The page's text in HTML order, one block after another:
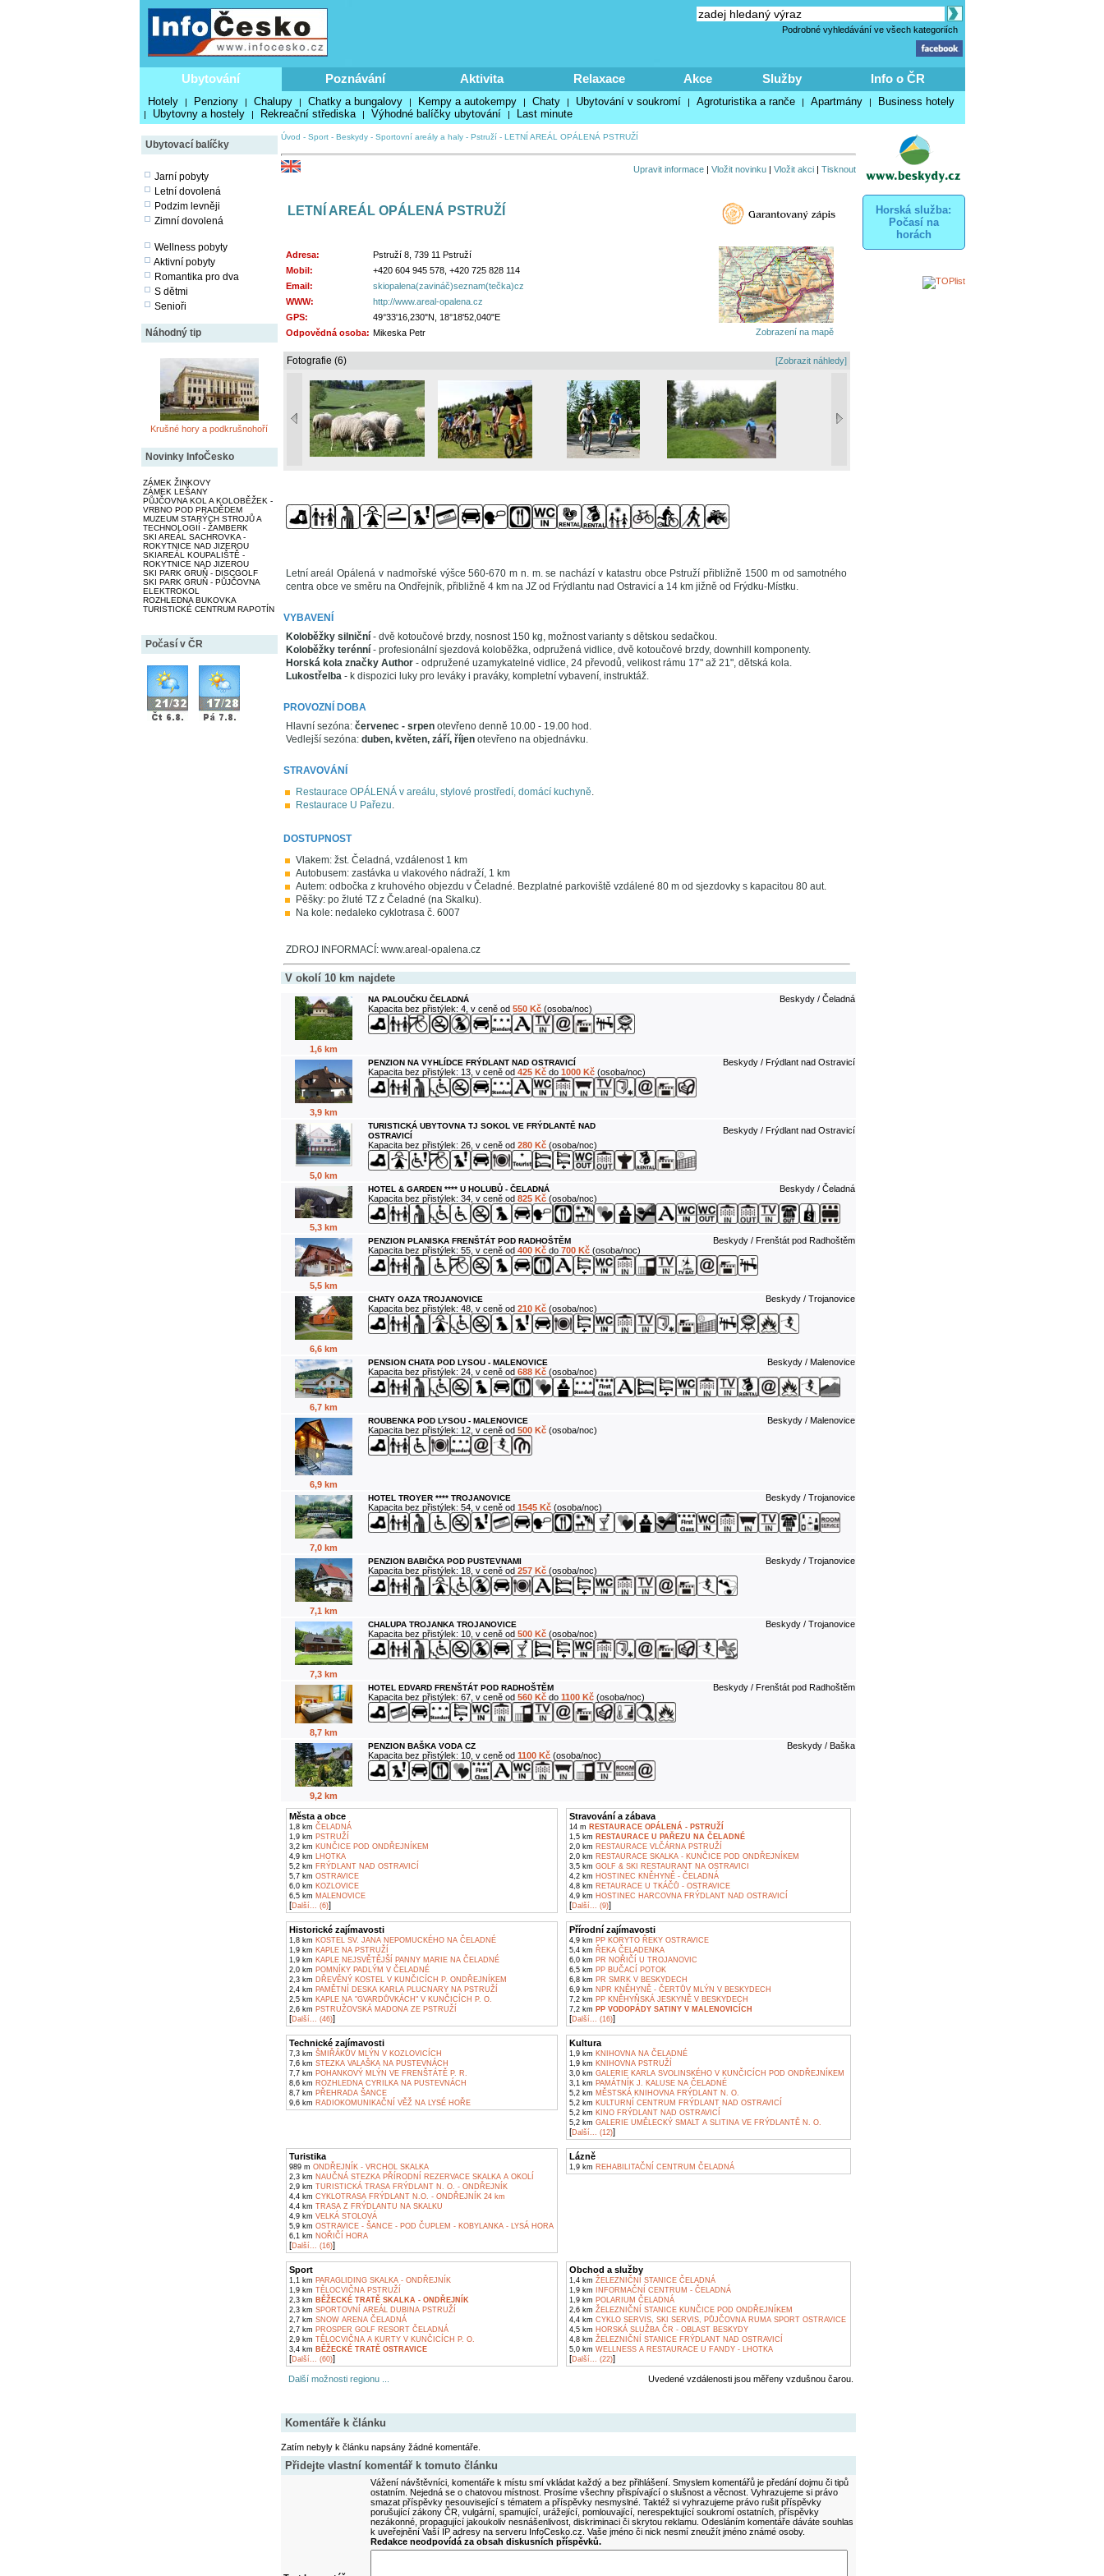
Podrobné vyhledávání ve všech kategoriích
Ubytování Poznávání Aktivita Relaxace Akce Služby Info o ČR
Hotely | Penziony | Chalupy | Chatky a bungalovy | Kempy a autokempy | Chaty | Ubytování v soukromí | Agroturistika a ranče | Apartmány | Business hotely
| Ubytovny a hostely | Rekreační střediska | Výhodné balíčky ubytování | Last minute
Ubytovací balíčky
Jarní pobyty
Letní dovolená
Podzim levněji
Zimní dovolená
Wellness pobyty
Aktivní pobyty
Romantika pro dva
S dětmi
Senioři
Náhodný tip
Krušné hory a podkrušnohoří
Novinky InfoČesko
ZÁMEK ŽINKOVY
ZÁMEK LEŠANY
PŮJČOVNA KOL A KOLOBĚŽEK -
VRBNO POD PRADĚDEM
MUZEUM STARÝCH STROJŮ A
TECHNOLOGIÍ - ŽAMBERK
SKI AREÁL SACHROVKA -
ROKYTNICE NAD JIZEROU
SKIAREÁL KOUPALIŠTĚ -
ROKYTNICE NAD JIZEROU
SKI PARK GRUŇ - DISCGOLF
SKI PARK GRUŇ - PŮJČOVNA
ELEKTROKOL
ROZHLEDNA BUKOVKA
TURISTICKÉ CENTRUM RAPOTÍN
Počasí v ČR
Úvod - Sport- Beskydy- Sportovní areály a haly- Pstruží- LETNÍ AREÁL OPÁLENÁ PSTRUŽÍ
Upravit informace| Vložit novinku| Vložit akci| Tisknout
LETNÍ AREÁL OPÁLENÁ PSTRUŽÍ
Adresa:
Pstruží 8, 739 11 Pstruží
Mobil:
+420 604 945 578, +420 725 828 114
Email:
skiopalena(zavináč)seznam(tečka)cz
WWW:
http://www.areal-opalena.cz
GPS:
49°33'16,230"N, 18°18'52,040"E
Odpovědná osoba: Mikeska Petr Zobrazení na mapě
Fotografie (6) [Zobrazit náhledy]
Letní areál Opálená v nadmořské výšce 560-670 m n. m. se nachází v katastru obce Pstruží přibližně 1500 m od samotného
centra obce ve směru na Ondřejník, přibližně 4 km na JZ od Frýdlantu nad Ostravicí a 14 km jižně od Frýdku-Místku.
VYBAVENÍ
Koloběžky silniční- dvě kotoučové brzdy, nosnost 150 kg, možnost varianty s dětskou sedačkou.
Koloběžky terénní- profesionální sjezdová koloběžka, odpružená vidlice, dvě kotoučové brzdy, downhill komponenty.
Horská kola značky Author- odpružené uzamykatelné vidlice, 24 převodů, velikost rámu 17" až 21", dětská kola.
Lukostřelba- k dispozici luky pro leváky i praváky, kompletní vybavení, instruktáž.
PROVOZNÍ DOBA
Hlavní sezóna: červenec - srpenotevřeno denně 10.00 - 19.00 hod.
Vedlejší sezóna: duben, květen, září, říjenotevřeno na objednávku.
STRAVOVÁNÍ
Restaurace OPÁLENÁ v areálu, stylové prostředí, domácí kuchyně.
Restaurace U Pařezu.
DOSTUPNOST
Vlakem: žst. Čeladná, vzdálenost 1 km
Autobusem: zastávka u vlakového nádraží, 1 km
Autem: odbočka z kruhového objezdu v Čeladné. Bezplatné parkoviště vzdálené 80 m od sjezdovky s kapacitou 80 aut.
Pěšky: po žluté TZ z Čeladné (na Skalku).
Na kole: nedaleko cyklotrasa č. 6007
ZDROJ INFORMACÍ: www.areal-opalena.cz
V okolí 10 km najdete
1,6 km
NA PALOUČKU ČELADNÁ
Beskydy / Čeladná
Kapacita bez přistýlek: 4, v ceně od 550 Kč(osoba/noc)
3,9 km
PENZION NA VYHLÍDCE FRÝDLANT NAD OSTRAVICÍ
Beskydy / Frýdlant nad Ostravicí
Kapacita bez přistýlek: 13, v ceně od 425 Kčdo 1000 Kč(osoba/noc)
5,0 km
TURISTICKÁ UBYTOVNA TJ SOKOL VE FRÝDLANTĚ NAD
OSTRAVICÍ
Beskydy / Frýdlant nad Ostravicí
Kapacita bez přistýlek: 26, v ceně od 280 Kč(osoba/noc)
5,3 km
HOTEL & GARDEN **** U HOLUBŮ - ČELADNÁ
Beskydy / Čeladná
Kapacita bez přistýlek: 34, v ceně od 825 Kč(osoba/noc)
5,5 km
PENZION PLANISKA FRENŠTÁT POD RADHOŠTĚM
Beskydy / Frenštát pod Radhoštěm
Kapacita bez přistýlek: 55, v ceně od 400 Kčdo 700 Kč(osoba/noc)
6,6 km
CHATY OAZA TROJANOVICE
Beskydy / Trojanovice
Kapacita bez přistýlek: 48, v ceně od 210 Kč(osoba/noc)
6,7 km
PENSION CHATA POD LYSOU - MALENOVICE
Beskydy / Malenovice
Kapacita bez přistýlek: 24, v ceně od 688 Kč(osoba/noc)
6,9 km
ROUBENKA POD LYSOU - MALENOVICE
Beskydy / Malenovice
Kapacita bez přistýlek: 12, v ceně od 500 Kč(osoba/noc)
7,0 km
HOTEL TROYER **** TROJANOVICE
Beskydy / Trojanovice
Kapacita bez přistýlek: 54, v ceně od 1545 Kč(osoba/noc)
7,1 km
PENZION BABIČKA POD PUSTEVNAMI
Beskydy / Trojanovice
Kapacita bez přistýlek: 18, v ceně od 257 Kč(osoba/noc)
7,3 km
CHALUPA TROJANKA TROJANOVICE
Beskydy / Trojanovice
Kapacita bez přistýlek: 10, v ceně od 500 Kč(osoba/noc)
8,7 km
HOTEL EDVARD FRENŠTÁT POD RADHOŠTĚM
Beskydy / Frenštát pod Radhoštěm
Kapacita bez přistýlek: 67, v ceně od 560 Kčdo 1100 Kč(osoba/noc)
9,2 km
PENZION BAŠKA VODA CZ
Beskydy / Baška
Kapacita bez přistýlek: 10, v ceně od 1100 Kč(osoba/noc)
Města a obce
1,8 km ČELADNÁ
1,9 km PSTRUŽÍ
3,2 km KUNČICE POD ONDŘEJNÍKEM
4,9 km LHOTKA
5,2 km FRÝDLANT NAD OSTRAVICÍ
5,7 km OSTRAVICE
6,0 km KOZLOVICE
6,5 km MALENOVICE
[Další... (6)]
Stravování a zábava
14 m RESTAURACE OPÁLENÁ - PSTRUŽÍ
1,5 km RESTAURACE U PAŘEZU NA ČELADNÉ
2,0 km RESTAURACE VLČÁRNA PSTRUŽÍ
2,0 km RESTAURACE SKALKA - KUNČICE POD ONDŘEJNÍKEM
3,5 km GOLF & SKI RESTAURANT NA OSTRAVICI
4,2 km HOSTINEC KNĚHYNĚ - ČELADNÁ
4,8 km RETAURACE U TKÁČŮ - OSTRAVICE
4,9 km HOSTINEC HARCOVNA FRÝDLANT NAD OSTRAVICÍ
[Další... (9)]
Historické zajímavosti
1,8 km KOSTEL SV. JANA NEPOMUCKÉHO NA ČELADNÉ
1,9 km KAPLE NA PSTRUŽÍ
1,9 km KAPLE NEJSVĚTĚJŠÍ PANNY MARIE NA ČELADNÉ
2,0 km POMNÍKY PADLÝM V ČELADNÉ
2,3 km DŘEVĚNÝ KOSTEL V KUNČICÍCH P. ONDŘEJNÍKEM
2,4 km PAMĚTNÍ DESKA KARLA PLUCNARY NA PSTRUŽÍ
2,5 km KAPLE NA "GVARDŮVKÁCH" V KUNČICÍCH P. O.
2,6 km PSTRUŽOVSKÁ MADONA ZE PSTRUŽÍ
[Další... (46)]
Přírodní zajímavosti
4,9 km PP KORYTO ŘEKY OSTRAVICE
5,4 km ŘEKA ČELADENKA
6,0 km PR NOŘIČÍ U TROJANOVIC
6,5 km PP BUČACÍ POTOK
6,8 km PR SMRK V BESKYDECH
6,9 km NPR KNĚHYNĚ - ČERTŮV MLÝN V BESKYDECH
7,2 km PP KNĚHYŇSKÁ JESKYNĚ V BESKYDECH
7,2 km PP VODOPÁDY SATINY V MALENOVICÍCH
[Další... (16)]
Technické zajímavosti
7,3 km ŠMIŘÁKŮV MLÝN V KOZLOVICÍCH
7,6 km STEZKA VALAŠKA NA PUSTEVNÁCH
7,7 km POHANKOVÝ MLÝN VE FRENŠTÁTĚ P. R.
8,6 km ROZHLEDNA CYRILKA NA PUSTEVNÁCH
8,7 km PŘEHRADA ŠANCE
9,6 km RADIOKOMUNIKAČNÍ VĚŽ NA LYSÉ HOŘE
Kultura
1,9 km KNIHOVNA NA ČELADNÉ
1,9 km KNIHOVNA PSTRUŽÍ
3,0 km GALERIE KARLA SVOLINSKÉHO V KUNČICÍCH POD ONDŘEJNÍKEM
3,1 km PAMÁTNÍK J. KALUSE NA ČELADNÉ
5,2 km MĚSTSKÁ KNIHOVNA FRÝDLANT N. O.
5,2 km KULTURNÍ CENTRUM FRÝDLANT NAD OSTRAVICÍ
5,2 km KINO FRÝDLANT NAD OSTRAVICÍ
5,2 km GALERIE UMĚLECKÝ SMALT A SLITINA VE FRÝDLANTĚ N. O.
[Další... (12)]
Turistika
989 m ONDŘEJNÍK - VRCHOL SKALKA
2,3 km NAUČNÁ STEZKA PŘÍRODNÍ REZERVACE SKALKA A OKOLÍ
2,9 km TURISTICKÁ TRASA FRÝDLANT N. O. - ONDŘEJNÍK
4,4 km CYKLOTRASA FRÝDLANT N.O. - ONDŘEJNÍK 24 km
4,4 km TRASA Z FRÝDLANTU NA SKALKU
4,9 km VELKÁ STOLOVÁ
5,9 km OSTRAVICE - ŠANCE - POD ČUPLEM - KOBYLANKA - LYSÁ HORA
6,1 km NOŘIČÍ HORA
[Další... (16)]
Lázně
1,9 km REHABILITAČNÍ CENTRUM ČELADNÁ
Sport
1,1 km PARAGLIDING SKALKA - ONDŘEJNÍK
1,9 km TĚLOCVIČNA PSTRUŽÍ
2,3 km BĚŽECKÉ TRATĚ SKALKA - ONDŘEJNÍK
2,3 km SPORTOVNÍ AREÁL DUBINA PSTRUŽÍ
2,7 km SNOW ARENA ČELADNÁ
2,7 km PROSPER GOLF RESORT ČELADNÁ
2,9 km TĚLOCVIČNA A KURTY V KUNČICÍCH P. O.
3,4 km BĚŽECKÉ TRATĚ OSTRAVICE
[Další... (60)]
Obchod a služby
1,4 km ŽELEZNIČNÍ STANICE ČELADNÁ
1,9 km INFORMAČNÍ CENTRUM - ČELADNÁ
1,9 km POLARIUM ČELADNÁ
2,6 km ŽELEZNIČNÍ STANICE KUNČICE POD ONDŘEJNÍKEM
4,4 km CYKLO SERVIS, SKI SERVIS, PŮJČOVNA RUMA SPORT OSTRAVICE
4,5 km HORSKÁ SLUŽBA ČR - OBLAST BESKYDY
4,8 km ŽELEZNIČNÍ STANICE FRÝDLANT NAD OSTRAVICÍ
5,0 km WELLNESS A RESTAURACE U FANDY - LHOTKA
[Další... (22)]
Další možnosti regionu ... Uvedené vzdálenosti jsou měřeny vzdušnou čarou.
Komentáře k článku
Zatím nebyly k článku napsány žádné komentáře.
Přidejte vlastní komentář k tomuto článku
Vážení návštěvníci, komentáře k místu smí vkládat každý a bez přihlášení. Smyslem komentářů je předání dojmu či tipů
ostatním. Nejedná se o chatovou místnost. Prosíme všechny přispívající o slušnost a věcnost. Vyhrazujeme si právo
smazat příspěvky nesouvisející s tématem a příspěvky nesmyslné. Taktéž si vyhrazujeme právo rušit příspěvky
porušující zákony ČR, vulgární, spamující, urážející, pomlouvající, nerespektující soukromí ostatních, příspěvky
nezákonné, propagující jakoukoliv nesnášenlivost, diskriminaci či skrytou reklamu. Odesláním komentáře dáváte souhlas
k uveřejnění Vaší IP adresy na serveru InfoCesko.cz. Vaše jméno či nick nesmí zneužít jméno známé osoby.
Redakce neodpovídá za obsah diskusních příspěvků.
Horská služba:
Počasí na
horách